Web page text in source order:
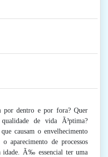
por dentro e por fora? Quer
de vida Ã³ptima?
causam o envelhecimento
aparecimento de processos
idade. Ã‰ essencial ter uma